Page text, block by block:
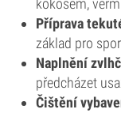
kokosem,
Příprava
základ pro
Naplnění
předcházet
Čištění